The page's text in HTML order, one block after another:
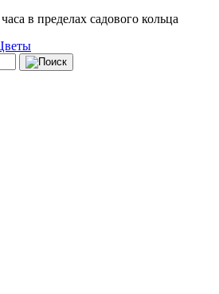
в пределах садового кольца